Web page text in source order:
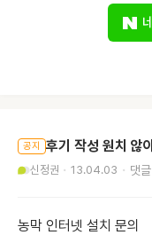
공지 후기 작성 원치 않
신정권 13.04.03
농막 인터넷 설치 문의